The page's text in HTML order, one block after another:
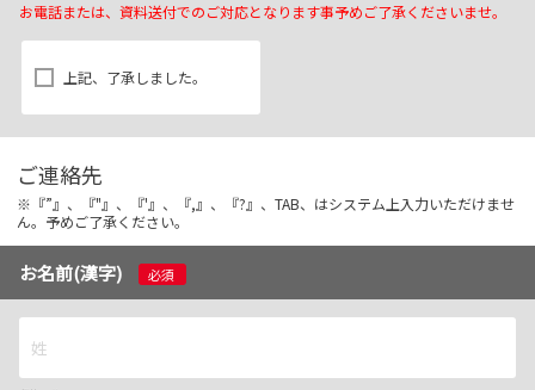
お電話または、資料送付でのご対応となります事予めご了承くださいませ。
上記、了承しました。
ご連絡先
※『”』、『"』、『'』、『,』、『?』、TAB、はシステム上入力いただけませ
ん。予めご了承ください。
お名前(漢字) 必須